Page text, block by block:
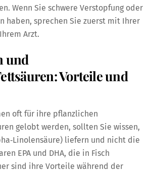
Wenn Sie schwere Verstopfung oder
haben, sprechen Sie zuerst mit Ihrer
Arzt.
und
Vorteile und
oft für ihre pflanzlichen
gelobt werden, sollten Sie wissen,
liefern und nicht die
EPA und DHA, die in Fisch
sind ihre Vorteile während der